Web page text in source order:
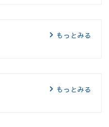
もっとみる
もっとみる